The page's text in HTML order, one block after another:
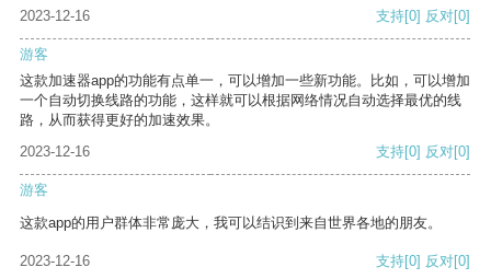
2023-12-16 支持[0] 反对[0]
游客
这款加速器app的功能有点单一，可以增加一些新功能。比如，可以增加
一个自动切换线路的功能，这样就可以根据网络情况自动选择最优的线
路，从而获得更好的加速效果。
2023-12-16
支持[0] 反对[0]
游客
这款app的用户群体非常庞大，我可以结识到来自世界各地的朋友。
2023-12-16 支持[0] 反对[0]